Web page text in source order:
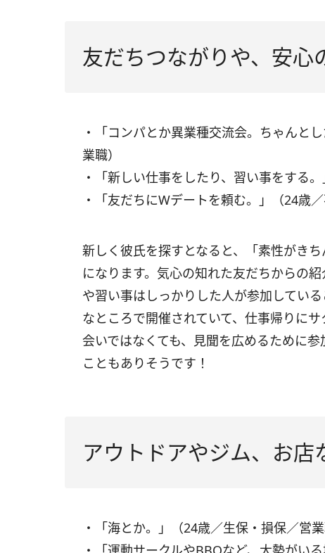
友だちつながりや、安心
・「コンパとか異業種交流会。ちゃんと
業職）
・「新しい仕事をしたり、習い事をする
・「友だちにWデートを頼む。」（24歳
新しく彼氏を探すとなると、「素性がき
になります。気心の知れた友だちからの
や習い事はしっかりした人が参加してい
なところで開催されていて、仕事帰りに
会いではなくても、見聞を広めるために
こともありそうです！
アウトドアやジム、お店
・「海とか。」（24歳／生保・損保／営業